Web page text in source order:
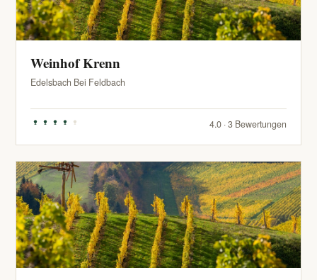
Weinhof Krenn
Edelsbach Bei Feldbach
4.0 · 3 Bewertungen